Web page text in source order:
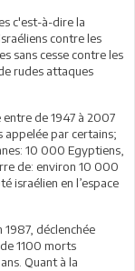
c'est-à-dire la
contre les
sans cesse contre les
rudes attaques
de 1947 à 2007
appelée par certains;
10 000 Egyptiens,
de: environ 10 000
israélien en l’espace
déclenchée
1100 morts
Quant à la